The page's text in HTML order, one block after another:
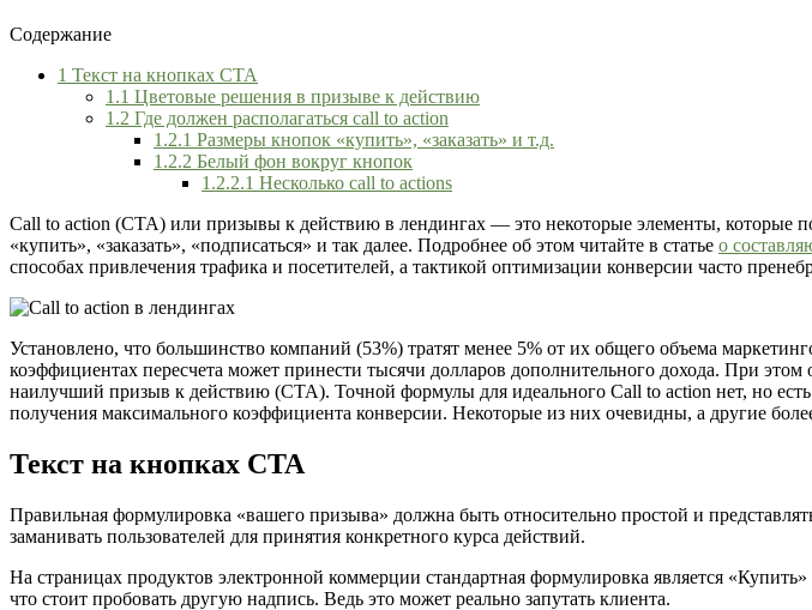
Содержание
1 Текст на кнопках CTA
1.1 Цветовые решения в призыве к действию
1.2 Где должен располагаться call to action
1.2.1 Размеры кнопок «купить», «заказать» и т.д.
1.2.2 Белый фон вокруг кнопок
1.2.2.1 Несколько call to actions
Call to action (CTA) или призывы к действию в лендингах — это некоторые элементы, которые
«купить», «заказать», «подписаться» и так далее. Подробнее об этом читайте в статье о
способах привлечения трафика и посетителей, а тактикой оптимизации конверсии часто
Установлено, что большинство компаний (53%) тратят менее 5% от их общего объема
коэффициентах пересчета может принести тысячи долларов дополнительного дохода. При
наилучший призыв к действию (CTA). Точной формулы для идеального Call to action нет, но
получения максимального коэффициента конверсии. Некоторые из них очевидны, а другие
Текст на кнопках CTA
Правильная формулировка «вашего призыва» должна быть относительно простой и
заманивать пользователей для принятия конкретного курса действий.
На страницах продуктов электронной коммерции стандартная формулировка является
что стоит пробовать другую надпись. Ведь это может реально запутать клиента.